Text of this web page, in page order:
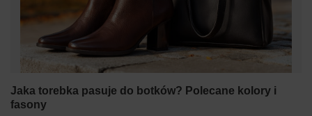
Jaka torebka pasuje do botków? Polecane kolory i
fasony